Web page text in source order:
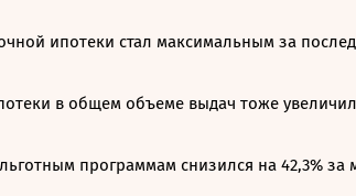
ипотеки стал максимальным за
в общем объеме выдач тоже
программам снизился на 42,3% за